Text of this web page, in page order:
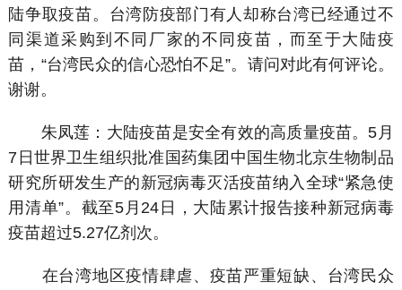
陆争取疫苗。台湾防疫部门有人却称台湾已经通过不
同渠道采购到不同厂家的不同疫苗，而至于大陆疫
苗，“台湾民众的信心恐怕不足”。请问对此有何评论。
谢谢。
朱凤莲：大陆疫苗是安全有效的高质量疫苗。5月
7日世界卫生组织批准国药集团中国生物北京生物制品
研究所研发生产的新冠病毒灭活疫苗纳入全球“紧急使
用清单”。截至5月24日，大陆累计报告接种新冠病毒
疫苗超过5.27亿剂次。
在台湾地区疫情肆虐、疫苗严重短缺、台湾民众